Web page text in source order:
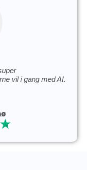
vil i gang med AI.